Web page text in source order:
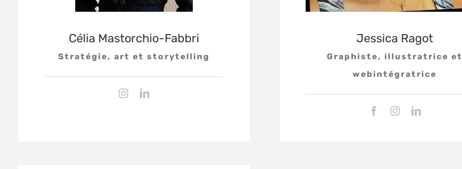
Célia Mastorchio-Fabbri
Stratégie, art et storytelling
Jessica Ragot
Graphiste, illustratrice et
webintégratrice